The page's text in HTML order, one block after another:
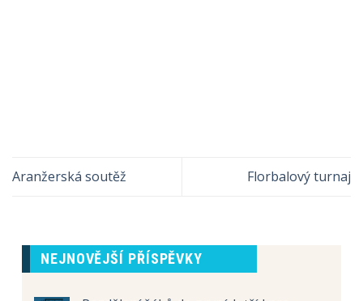
Aranžerská soutěž Florbalový turnaj
NEJNOVĚJŠÍ PŘÍSPĚVKY